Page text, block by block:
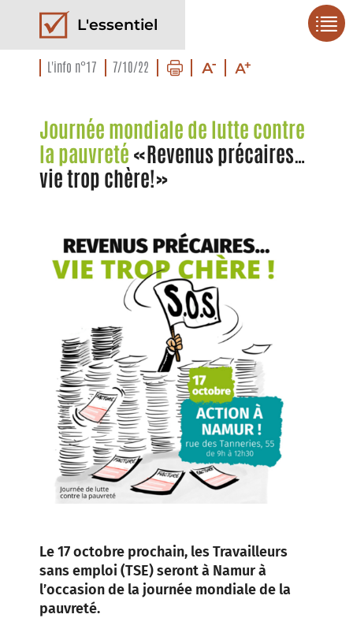
L'essentiel
L'info n°17 7/10/22
Journée mondiale de lutte contre
la pauvreté «Revenus précaires…
vie trop chère!»
Le 17 octobre prochain, les Travailleurs
sans emploi (TSE) seront à Namur à
l’occasion de la journée mondiale de la
pauvreté.